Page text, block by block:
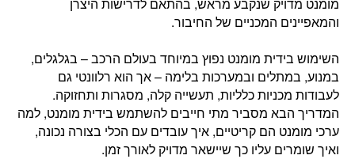
והמאפיינים המכניים של החיבור.
השימוש בידית מומנט נפוץ במיוחד בעולם הרכב – בגלגלים,
במנוע, במתלים ובמערכות בלימה – אך הוא רלוונטי גם
לעבודות מכניות כלליות, תעשייה קלה, מסגרות ותחזוקה.
המדריך הבא מסביר מתי חייבים להשתמש בידית מומנט, למה
ערכי מומנט הם קריטיים, איך עובדים עם הכלי בצורה נכונה,
ואיך שומרים עליו כך שיישאר מדויק לאורך זמן.